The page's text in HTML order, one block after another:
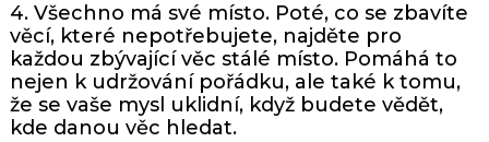
4. Všechno má své místo. Poté, co se zbavíte
věcí, které nepotřebujete, najděte pro
každou zbývající věc stálé místo. Pomáhá to
nejen k udržování pořádku, ale také k tomu,
že se vaše mysl uklidní, když budete vědět,
kde danou věc hledat.